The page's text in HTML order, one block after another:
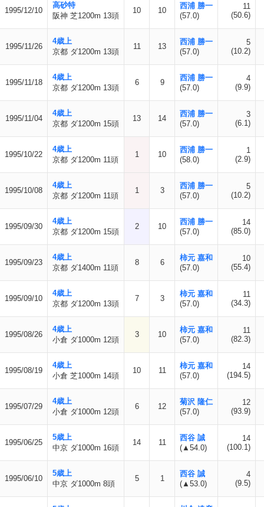
1995/12/10
高砂特
阪神 芝1200m 13頭
10 10
西浦 勝一
(57.0)
11
(50.6)
1995/11/26
4歳上
京都 ダ1200m 13頭
11 13
西浦 勝一
(57.0)
5
(10.2)
1995/11/18
4歳上
京都 ダ1200m 13頭
6 9
西浦 勝一
(57.0)
4
(9.9)
1995/11/04
4歳上
京都 ダ1200m 15頭
13 14
西浦 勝一
(57.0)
3
(6.1)
1995/10/22
4歳上
京都 ダ1200m 11頭
1 10
西浦 勝一
(58.0)
1
(2.9)
1995/10/08
4歳上
京都 ダ1200m 11頭
1 3
西浦 勝一
(57.0)
5
(10.2)
1995/09/30
4歳上
京都 ダ1200m 15頭
2 10
西浦 勝一
(57.0)
14
(85.0)
1995/09/23
4歳上
京都 ダ1400m 11頭
8 6
柿元 嘉和
(57.0)
10
(55.4)
1995/09/10
4歳上
京都 ダ1200m 13頭
7 3
柿元 嘉和
(57.0)
11
(34.3)
1995/08/26
4歳上
小倉 ダ1000m 12頭
3 10
柿元 嘉和
(57.0)
11
(82.3)
1995/08/19
4歳上
小倉 芝1000m 14頭
10 11
柿元 嘉和
(57.0)
14
(194.5)
1995/07/29
4歳上
小倉 ダ1000m 12頭
6 12
菊沢 隆仁
(57.0)
12
(93.9)
1995/06/25
5歳上
中京 ダ1000m 16頭
14 11
西谷 誠
(▲54.0)
14
(100.1)
1995/06/10
5歳上
中京 ダ1000m 8頭
5 1
西谷 誠
(▲53.0)
4
(9.5)